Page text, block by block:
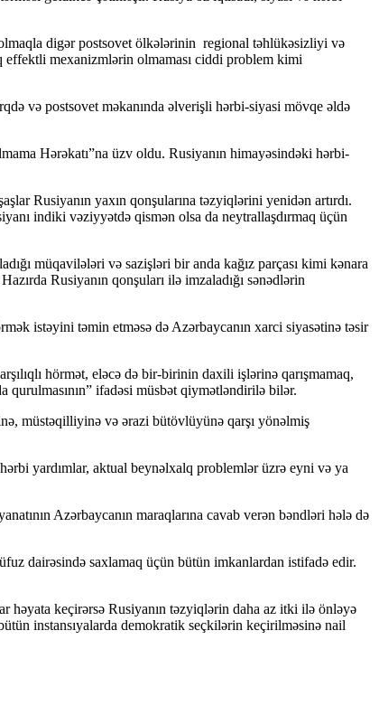
olmaqla digər postsovet ölkələrinin regional təhlükəsizliyi və
effektli mexanizmlərin olmaması ciddi problem kimi
və postsovet məkanında əlverişli hərbi-siyasi mövqe əldə
Hərəkatı”na üzv oldu. Rusiyanın himayəsindəki hərbi-
Rusiyanın yaxın qonşularına təzyiqlərini yenidən artırdı.
indiki vəziyyətdə qismən olsa da neytrallaşdırmaq üçün
müqavilələri və sazişləri bir anda kağız parçası kimi kənara
Rusiyanın qonşuları ilə imzaladığı sənədlərin
istəyini təmin etməsə də Azərbaycanın xarci siyasətinə təsir
hörmət, eləcə də bir-birinin daxili işlərinə qarışmamaq,
qurulmasının” ifadəsi müsbət qiymətləndirilə bilər.
müstəqilliyinə və ərazi bütövlüyünə qarşı yönəlmiş
yardımlar, aktual beynəlxalq problemlər üzrə eyni və ya
Azərbaycanın maraqlarına cavab verən bəndləri hələ də
dairəsində saxlamaq üçün bütün imkanlardan istifadə edir.
həyata keçirərsə Rusiyanın təzyiqlərin daha az itki ilə önləyə
instansıyalarda demokratik seçkilərin keçirilməsinə nail